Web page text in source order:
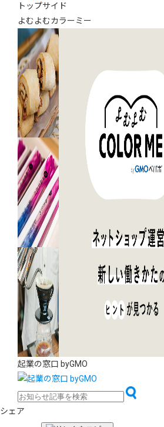
トップサイド
よむよむカラーミー
起業の窓口 byGMO
シェア